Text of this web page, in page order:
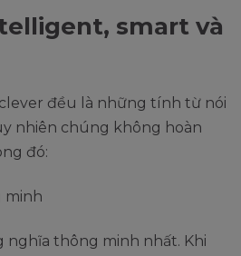
smart và
đều là những tính từ nói
nhiên chúng không hoàn
đó:
minh
thông minh nhất. Khi